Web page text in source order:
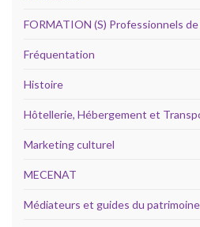
FORMATION (S) Professionnels
Fréquentation
Histoire
Hôtellerie, Hébergement et
Marketing culturel
MECENAT
Médiateurs et guides du